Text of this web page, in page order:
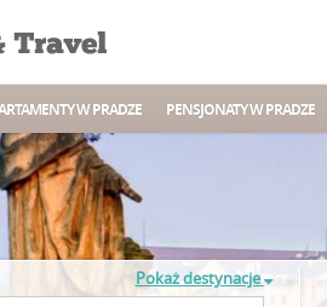
W PRADZE PENSJONATY W PRADZE
Pokaż destynacje